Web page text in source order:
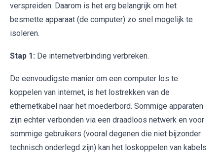
verspreiden. Daarom is het erg belangrijk om het
besmette apparaat (de computer) zo snel mogelijk te
isoleren.
Stap 1: De internetverbinding verbreken.
De eenvoudigste manier om een computer los te
koppelen van internet, is het lostrekken van de
ethernetkabel naar het moederbord. Sommige apparaten
zijn echter verbonden via een draadloos netwerk en voor
sommige gebruikers (vooral degenen die niet bijzonder
technisch onderlegd zijn) kan het loskoppelen van kabels